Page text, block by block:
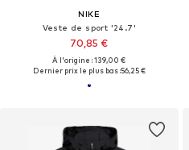
NIKE
Veste de sport '24.7'
70,85 €
À l'origine : 139,00 €
Dernier prix le plus bas :56,25 €